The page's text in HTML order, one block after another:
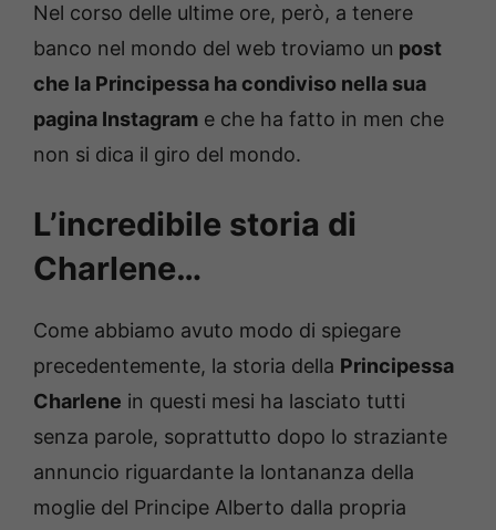
Nel corso delle ultime ore, però, a tenere
banco nel mondo del web troviamo un post
che la Principessa ha condiviso nella sua
pagina Instagram e che ha fatto in men che
non si dica il giro del mondo.
L’incredibile storia di
Charlene…
Come abbiamo avuto modo di spiegare
precedentemente, la storia della Principessa
Charlene in questi mesi ha lasciato tutti
senza parole, soprattutto dopo lo straziante
annuncio riguardante la lontananza della
moglie del Principe Alberto dalla propria